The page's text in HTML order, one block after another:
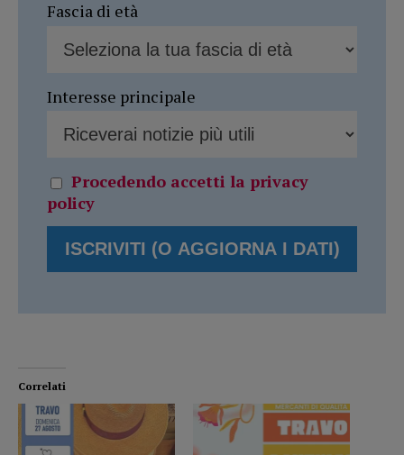
Fascia di età
Interesse principale
Procedendo accetti la privacy
policy
Correlati